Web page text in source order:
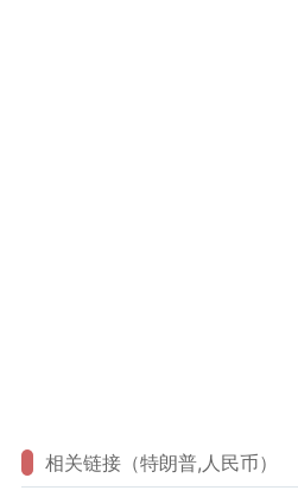
相关链接（特朗普,人民币）